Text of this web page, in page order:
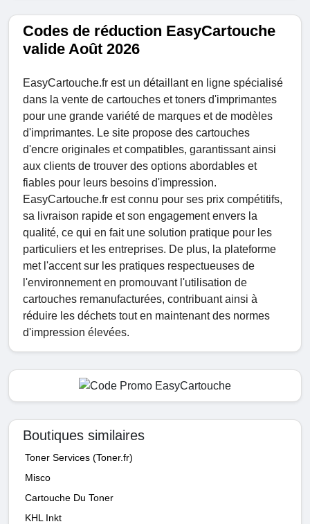
Codes de réduction EasyCartouche
valide Août 2026
EasyCartouche.fr est un détaillant en ligne spécialisé
dans la vente de cartouches et toners d'imprimantes
pour une grande variété de marques et de modèles
d'imprimantes. Le site propose des cartouches
d'encre originales et compatibles, garantissant ainsi
aux clients de trouver des options abordables et
fiables pour leurs besoins d'impression.
EasyCartouche.fr est connu pour ses prix compétitifs,
sa livraison rapide et son engagement envers la
qualité, ce qui en fait une solution pratique pour les
particuliers et les entreprises. De plus, la plateforme
met l'accent sur les pratiques respectueuses de
l'environnement en promouvant l'utilisation de
cartouches remanufacturées, contribuant ainsi à
réduire les déchets tout en maintenant des normes
d'impression élevées.
Boutiques similaires
Toner Services (Toner.fr)
Misco
Cartouche Du Toner
KHL Inkt